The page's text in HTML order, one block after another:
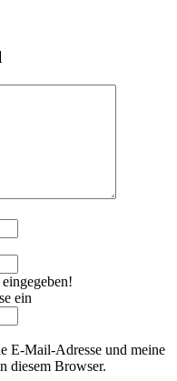
ein
E-Mail-Adresse und meine
diesem Browser.